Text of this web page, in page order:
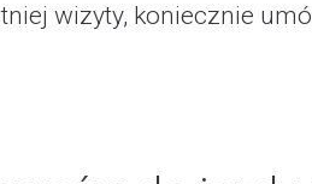
wizyty, koniecznie